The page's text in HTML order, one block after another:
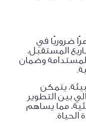
ضروريًا في
المستقبل،
وضمان
يتمكن
بين التطوير
مما يساهم
الحياة.